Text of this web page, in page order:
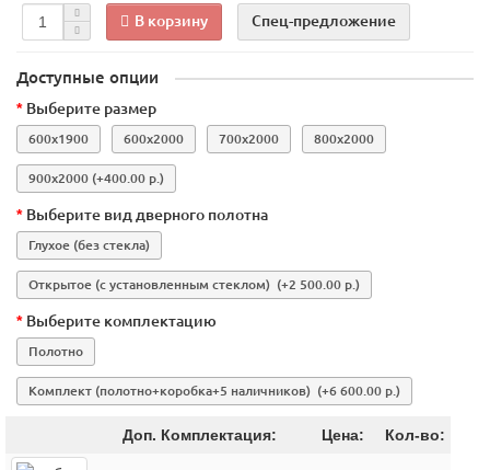
В корзину Спец-предложение
Доступные опции
Выберите размер
600x1900 600x2000 700x2000 800x2000
900x2000 (+400.00 р.)
Выберите вид дверного полотна
Глухое (без стекла)
Открытое (с установленным стеклом) (+2 500.00 р.)
Выберите комплектацию
Полотно
Комплект (полотно+коробка+5 наличников) (+6 600.00 р.)
Доп. Комплектация: Цена: Кол-во: